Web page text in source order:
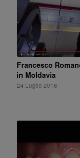
Francesco
in Moldavia
24 Luglio 2016